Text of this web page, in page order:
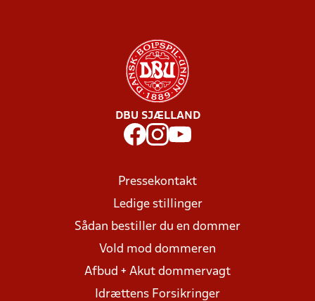
DBU SJÆLLAND
Pressekontakt
Ledige stillinger
Sådan bestiller du en dommer
Vold mod dommeren
Afbud + Akut dommervagt
Idrættens Forsikringer